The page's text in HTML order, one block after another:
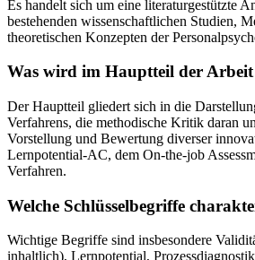
Es handelt sich um eine literaturgestützte
bestehenden wissenschaftlichen Studien,
theoretischen Konzepten der
Was wird im Hauptteil der Arbeit
Der Hauptteil gliedert sich in die
Verfahrens, die methodische Kritik daran
Vorstellung und Bewertung diverser
Lernpotential-AC, dem On-the-job
Verfahren.
Welche Schlüsselbegriffe
Wichtige Begriffe sind insbesondere
inhaltlich), Lernpotential,